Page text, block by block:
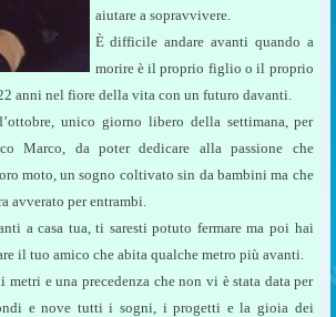
aiutare a sopravvivere.
È difficile andare avanti quando a
morire è il proprio figlio o il proprio
anni nel fiore della vita con un futuro davanti.
unico giorno libero della settimana, per
Marco, da poter dedicare alla passione che
moto, un sogno coltivato sin da bambini ma che
avverato per entrambi.
a casa tua, ti saresti potuto fermare ma poi hai
il tuo amico che abita qualche metro più avanti.
metri e una precedenza che non vi è stata data per
e nove tutti i sogni, i progetti e la gioia dei